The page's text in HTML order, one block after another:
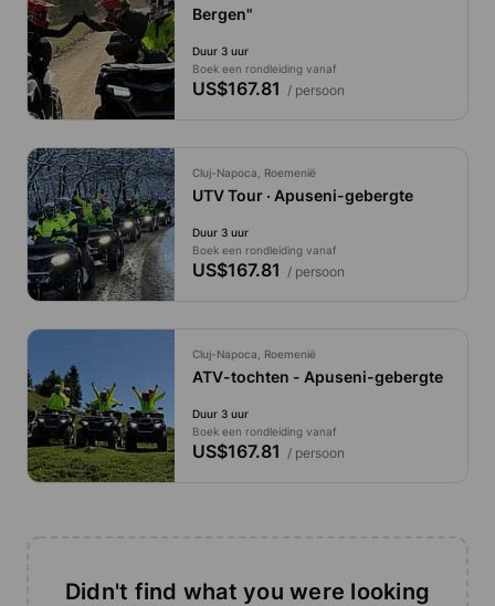
Bergen"
Duur 3 uur
Boek een rondleiding vanaf
US$167.81 / persoon
Cluj-Napoca, Roemenië
UTV Tour · Apuseni-gebergte
Duur 3 uur
Boek een rondleiding vanaf
US$167.81 / persoon
Cluj-Napoca, Roemenië
ATV-tochten - Apuseni-gebergte
Duur 3 uur
Boek een rondleiding vanaf
US$167.81 / persoon
Didn't find what you were looking